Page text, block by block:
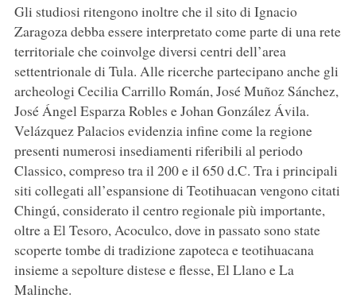
Gli studiosi ritengono inoltre che il sito di Ignacio
Zaragoza debba essere interpretato come parte di una rete
territoriale che coinvolge diversi centri dell’area
settentrionale di Tula. Alle ricerche partecipano anche gli
archeologi Cecilia Carrillo Román, José Muñoz Sánchez,
José Ángel Esparza Robles e Johan González Ávila.
Velázquez Palacios evidenzia infine come la regione
presenti numerosi insediamenti riferibili al periodo
Classico, compreso tra il 200 e il 650 d.C. Tra i principali
siti collegati all’espansione di Teotihuacan vengono citati
Chingú, considerato il centro regionale più importante,
oltre a El Tesoro, Acoculco, dove in passato sono state
scoperte tombe di tradizione zapoteca e teotihuacana
insieme a sepolture distese e flesse, El Llano e La
Malinche.